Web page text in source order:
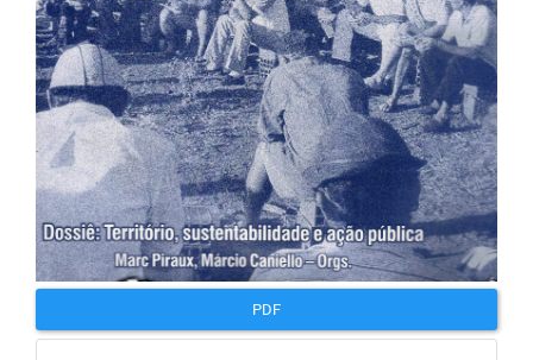
PDF